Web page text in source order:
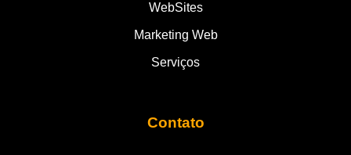
WebSites
Marketing Web
Serviços
Contato